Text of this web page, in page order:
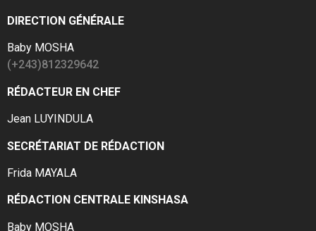
DIRECTION GÉNÉRALE
Baby MOSHA
(+243)812329642
RÉDACTEUR EN CHEF
Jean LUYINDULA
SECRÉTARIAT DE RÉDACTION
Frida MAYALA
RÉDACTION CENTRALE KINSHASA
Baby MOSHA